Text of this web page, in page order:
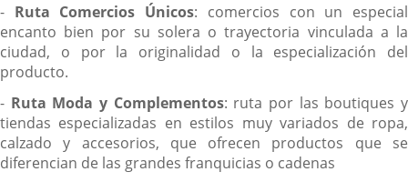
- Ruta Comercios Únicos: comercios con un especial
encanto bien por su solera o trayectoria vinculada a la
ciudad, o por la originalidad o la especialización del
producto.
- Ruta Moda y Complementos: ruta por las boutiques y
tiendas especializadas en estilos muy variados de ropa,
calzado y accesorios, que ofrecen productos que se
diferencian de las grandes franquicias o cadenas